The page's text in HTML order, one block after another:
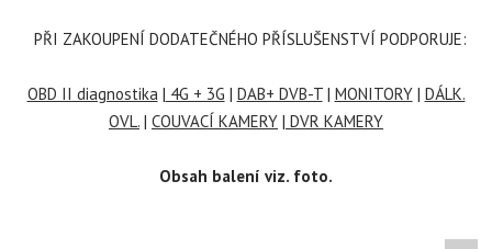
PŘI ZAKOUPENÍ DODATEČNÉHO PŘÍSLUŠENSTVÍ PODPORUJE:
OBD II diagnostika| 4G + 3G | DAB+ DVB-T| MONITORY| DÁLK.
OVL. | COUVACÍ KAMERY | DVR KAMERY
Obsah balení viz. foto.